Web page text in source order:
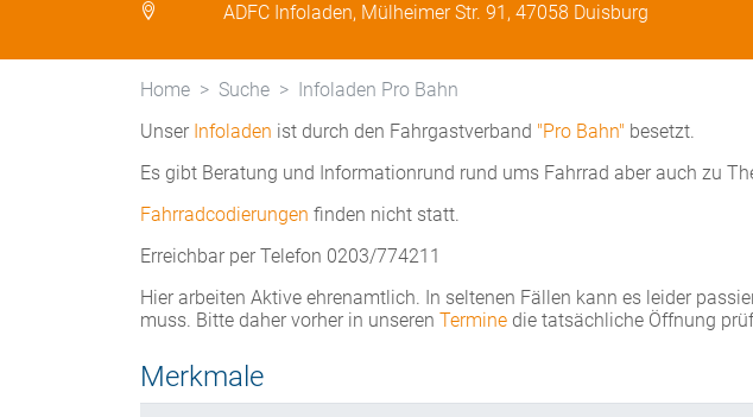
ADFC Infoladen, Mülheimer Str. 91, 47058 Duisburg
Home Suche
Infoladen Pro Bahn
Unser Infoladen ist durch den Fahrgastverband "Pro Bahn" besetzt.
Es gibt Beratung und Informationrund rund ums Fahrrad aber auch zu
Fahrradcodierungen finden nicht statt.
Erreichbar per Telefon 0203/774211
Hier arbeiten Aktive ehrenamtlich. In seltenen Fällen kann es leider
muss. Bitte daher vorher in unseren Termine die tatsächliche Öffnung
Merkmale